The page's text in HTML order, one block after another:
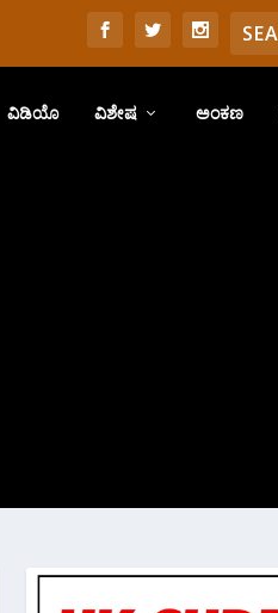
ವಿಡಿಯೊ ವಿಶೇಷ ಅಂಕಣ